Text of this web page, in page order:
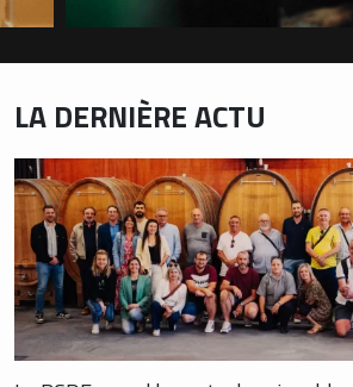
LA DERNIÈRE ACTU